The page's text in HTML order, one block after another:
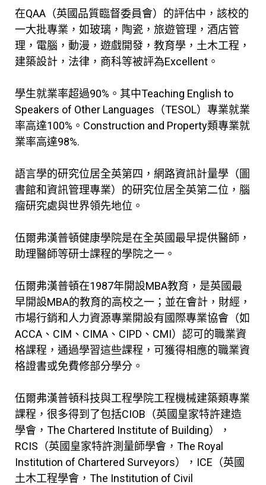
在QAA（英國品質臨督委員會）的評估中，該校的
一大批專業，如玻璃，陶瓷，旅遊管理，酒店管
理，電腦，動漫，遊戲開發，教育學，土木工程，
建築設計，法律，商科等被評為Excellent。
學生就業率超過90%。其中Teaching English to
Speakers of Other Languages（TESOL）專業就業
率高達100%。Construction and Property類專業就
業率高達98%.
語言學的研究位居全英第四，網路資訊計量學（圖
書館和資訊管理專業）的研究位居全英第二位，腦
瘤研究處與世界領先地位。
伍爾弗漢普頓健康學院是在全英國最早提供醫師，
助理醫師等研士課程的學院之一。
伍爾弗漢普頓在1987年開設MBA教育，是英國最
早開設MBA的教育的高校之一；並在會計，財經，
市場行銷和人力資源專業開設有國際專業協會（如
ACCA、CIM、CIMA、CIPD、CMI）認可的職業資
格課程，通過學習這些課程，可獲得相應的職業資
格證書或免費修部分學分。
伍爾弗漢普頓科技與工程學院工程機械建築類專業
課程，很多得到了包括CIOB（英國皇家特許建造
學會，The Chartered Institute of Building），
RCIS（英國皇家特許測量師學會，The Royal
Institution of Chartered Surveyors），ICE（英國
土木工程學會，The Institution of Civil